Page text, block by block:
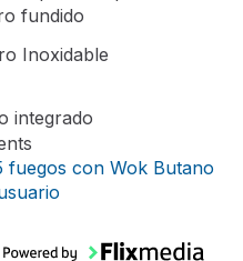
Acero Inoxidable
Sí
Wok
51 cm
4.6 cm
fundido